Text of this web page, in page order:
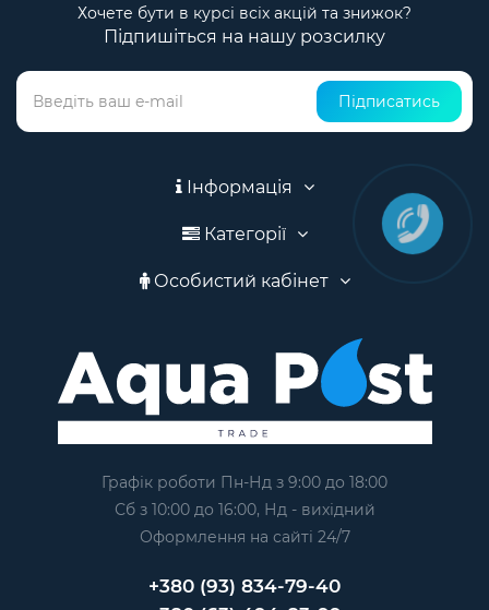
Хочете бути в курсі всіх акцій та знижок?
Підпишіться на нашу розсилку
Підписатись
Інформація
Категорії
Особистий кабінет
Графік роботи Пн-Нд з 9:00 до 18:00
Сб з 10:00 до 16:00, Нд - вихідний
Оформлення на сайтi 24/7
+380 (93) 834-79-40